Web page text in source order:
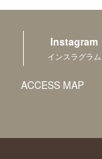
Instagram
インスラグラム
ACCESS MAP